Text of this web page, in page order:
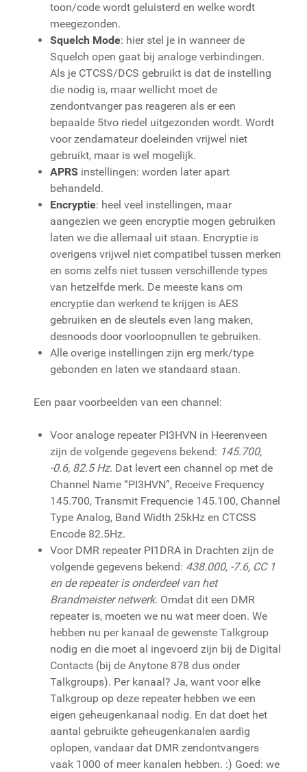
toon/code wordt geluisterd en welke wordt
meegezonden.
Squelch Mode: hier stel je in wanneer de
Squelch open gaat bij analoge verbindingen.
Als je CTCSS/DCS gebruikt is dat de instelling
die nodig is, maar wellicht moet de
zendontvanger pas reageren als er een
bepaalde 5tvo riedel uitgezonden wordt. Wordt
voor zendamateur doeleinden vrijwel niet
gebruikt, maar is wel mogelijk.
APRS instellingen: worden later apart
behandeld.
Encryptie: heel veel instellingen, maar
aangezien we geen encryptie mogen gebruiken
laten we die allemaal uit staan. Encryptie is
overigens vrijwel niet compatibel tussen merken
en soms zelfs niet tussen verschillende types
van hetzelfde merk. De meeste kans om
encryptie dan werkend te krijgen is AES
gebruiken en de sleutels even lang maken,
desnoods door voorloopnullen te gebruiken.
Alle overige instellingen zijn erg merk/type
gebonden en laten we standaard staan.
Een paar voorbeelden van een channel:
Voor analoge repeater PI3HVN in Heerenveen
zijn de volgende gegevens bekend: 145.700,
-0.6, 82.5 Hz. Dat levert een channel op met de
Channel Name “PI3HVN”, Receive Frequency
145.700, Transmit Frequencie 145.100, Channel
Type Analog, Band Width 25kHz en CTCSS
Encode 82.5Hz.
Voor DMR repeater PI1DRA in Drachten zijn de
volgende gegevens bekend: 438.000, -7.6, CC 1
en de repeater is onderdeel van het
Brandmeister netwerk. Omdat dit een DMR
repeater is, moeten we nu wat meer doen. We
hebben nu per kanaal de gewenste Talkgroup
nodig en die moet al ingevoerd zijn bij de Digital
Contacts (bij de Anytone 878 dus onder
Talkgroups). Per kanaal? Ja, want voor elke
Talkgroup op deze repeater hebben we een
eigen geheugenkanaal nodig. En dat doet het
aantal gebruikte geheugenkanalen aardig
oplopen, vandaar dat DMR zendontvangers
vaak 1000 of meer kanalen hebben. :) Goed: we